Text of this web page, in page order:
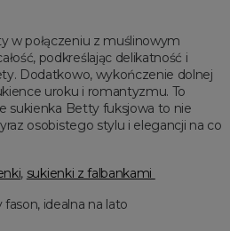
w połączeniu z muślinowym
podkreślając delikatność i
Dodatkowo, wykończenie dolnej
uroku i romantyzmu. To
sukienka Betty fuksjowa to nie
osobistego stylu i elegancji na co
, sukienki z falbankami
idealna na lato